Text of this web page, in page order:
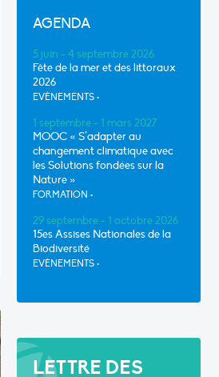
AGENDA
5 juin - 4 septembre 2026
Fête de la mer et des littoraux
2026
EVÈNEMENTS •
1 septembre - 1 mars 2027
MOOC « S’adapter au
changement climatique avec
les Solutions fondées sur la
Nature »
FORMATION •
29 septembre - 1 octobre 2026
15es Assises Nationales de la
Biodiversité
EVÈNEMENTS •
LETTRE DES